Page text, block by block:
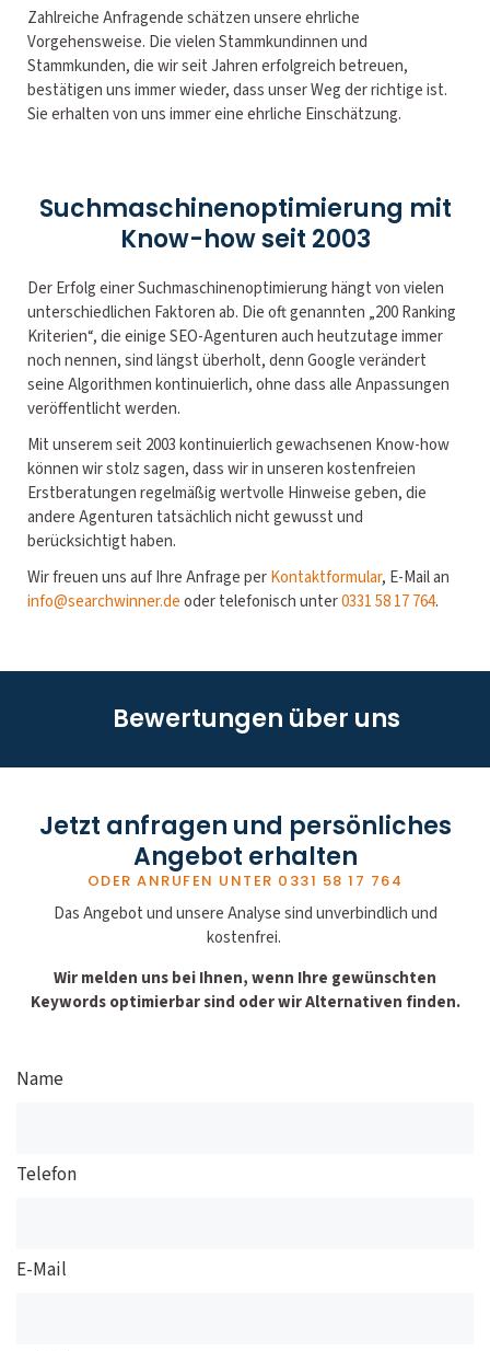
Zahlreiche Anfragende schätzen unsere ehrliche
Vorgehensweise. Die vielen Stammkundinnen und
Stammkunden, die wir seit Jahren erfolgreich betreuen,
bestätigen uns immer wieder, dass unser Weg der richtige ist.
Sie erhalten von uns immer eine ehrliche Einschätzung.
Suchmaschinenoptimierung mit
Know-how seit 2003
Der Erfolg einer Suchmaschinenoptimierung hängt von vielen
unterschiedlichen Faktoren ab. Die oft genannten „200 Ranking
Kriterien“, die einige SEO-Agenturen auch heutzutage immer
noch nennen, sind längst überholt, denn Google verändert
seine Algorithmen kontinuierlich, ohne dass alle Anpassungen
veröffentlicht werden.
Mit unserem seit 2003 kontinuierlich gewachsenen Know-how
können wir stolz sagen, dass wir in unseren kostenfreien
Erstberatungen regelmäßig wertvolle Hinweise geben, die
andere Agenturen tatsächlich nicht gewusst und
berücksichtigt haben.
Wir freuen uns auf Ihre Anfrage perKontaktformular, E-Mail an
info@searchwinner.deoder telefonisch unter0331 58 17 764.
Bewertungen über uns
Jetzt anfragen und persönliches
Angebot erhalten
ODER ANRUFEN UNTER 0331 58 17 764
Das Angebot und unsere Analyse sind unverbindlich und
kostenfrei.
Wir melden uns bei Ihnen, wenn Ihre gewünschten
Keywords optimierbar sind oder wir Alternativen finden.
Name
Telefon
E-Mail